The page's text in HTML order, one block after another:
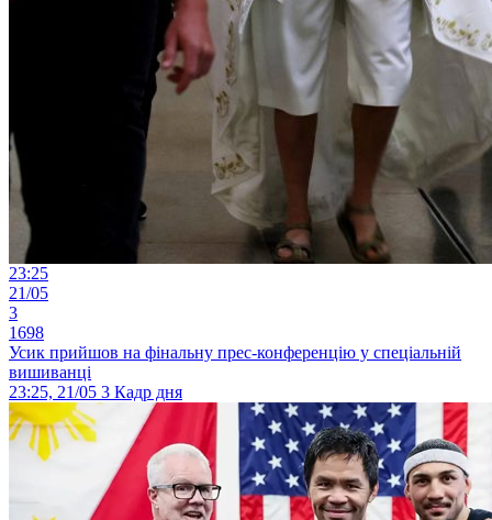
23:25
21/05
3
1698
Усик прийшов на фінальну прес-конференцію у спеціальній
вишиванці
23:25, 21/05 3 Кадр дня